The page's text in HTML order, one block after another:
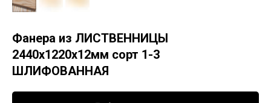
Фанера из ЛИСТВЕННИЦЫ
2440х1220х12мм сорт 1-3
ШЛИФОВАННАЯ